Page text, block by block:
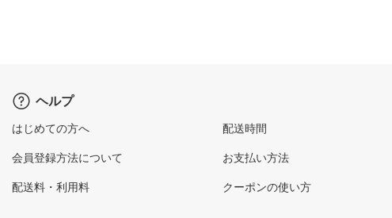
ヘルプ
はじめての方へ
会員登録方法について
配送料・利用料
配送時間
お支払い方法
クーポンの使い方